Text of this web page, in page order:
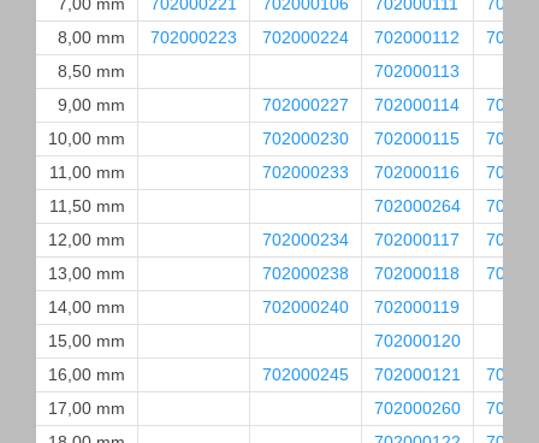
7,00 mm
702000221 702000106 702000111
8,00 mm
702000223 702000224 702000112
8,50 mm
702000113
9,00 mm
702000227 702000114
10,00 mm
702000230 702000115
11,00 mm
702000233 702000116
11,50 mm
702000264
12,00 mm
702000234 702000117
13,00 mm
702000238 702000118
14,00 mm
702000240
702000119
15,00 mm
702000120
16,00 mm
702000245 702000121
17,00 mm
702000260